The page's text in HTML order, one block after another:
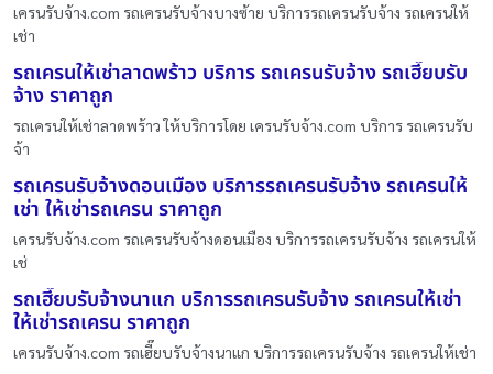
เครนรับจ้าง.com รถเครนรับจ้างบางซ้าย บริการรถเครนรับจ้าง รถเครนให้
เช่า
รถเครนให้เช่าลาดพร้าว บริการ รถเครนรับจ้าง รถเฮี๊ยบรับ
จ้าง ราคาถูก
รถเครนให้เช่าลาดพร้าว ให้บริการโดย เครนรับจ้าง.com บริการ รถเครนรับ
จ้า
รถเครนรับจ้างดอนเมือง บริการรถเครนรับจ้าง รถเครนให้
เช่า ให้เช่ารถเครน ราคาถูก
เครนรับจ้าง.com รถเครนรับจ้างดอนเมือง บริการรถเครนรับจ้าง รถเครนให้
เช่
รถเฮี๊ยบรับจ้างนาแก บริการรถเครนรับจ้าง รถเครนให้เช่า
ให้เช่ารถเครน ราคาถูก
เครนรับจ้าง.com รถเฮี๊ยบรับจ้างนาแก บริการรถเครนรับจ้าง รถเครนให้เช่า